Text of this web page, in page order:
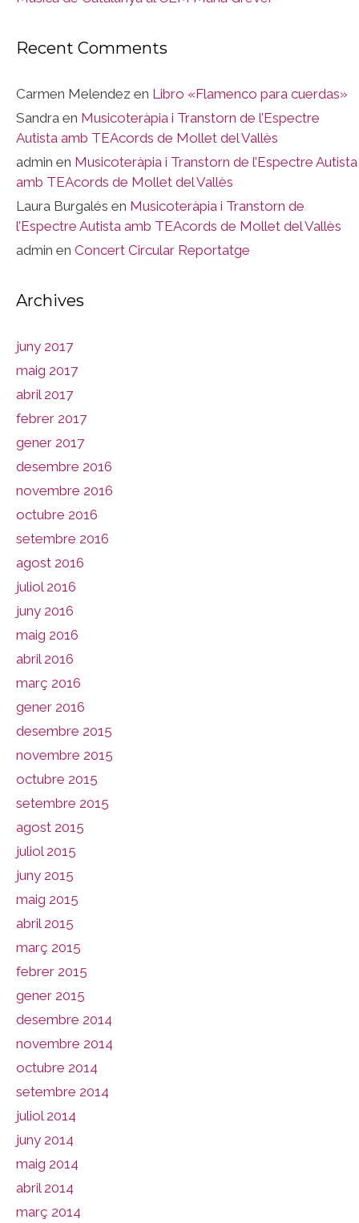
Recent Comments
Carmen Melendez en Libro «Flamenco para cuerdas»
Sandra en Musicoteràpia i Transtorn de l’Espectre
Autista amb TEAcords de Mollet del Vallès
admin en Musicoteràpia i Transtorn de l’Espectre Autista
amb TEAcords de Mollet del Vallès
Laura Burgalés en Musicoteràpia i Transtorn de
l’Espectre Autista amb TEAcords de Mollet del Vallès
admin en Concert Circular Reportatge
Archives
juny 2017
maig 2017
abril 2017
febrer 2017
gener 2017
desembre 2016
novembre 2016
octubre 2016
setembre 2016
agost 2016
juliol 2016
juny 2016
maig 2016
abril 2016
març 2016
gener 2016
desembre 2015
novembre 2015
octubre 2015
setembre 2015
agost 2015
juliol 2015
juny 2015
maig 2015
abril 2015
març 2015
febrer 2015
gener 2015
desembre 2014
novembre 2014
octubre 2014
setembre 2014
juliol 2014
juny 2014
maig 2014
abril 2014
març 2014